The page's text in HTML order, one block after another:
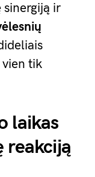
sinergiją ir
tik
laikas
reakciją